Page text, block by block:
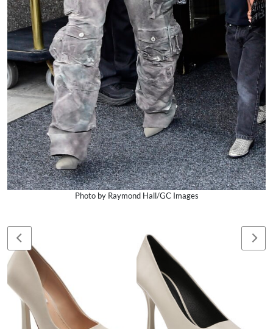
Photo by Raymond Hall/GC Images